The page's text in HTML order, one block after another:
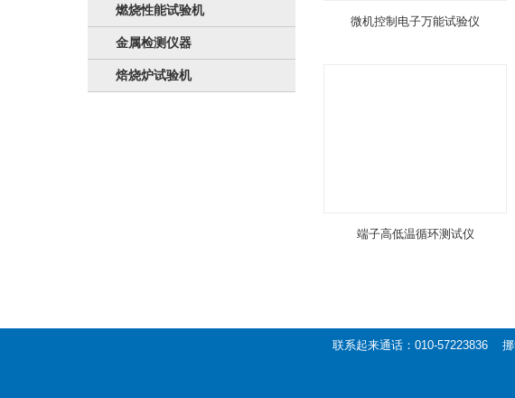
燃烧性能试验机
金属检测仪器
焙烧炉试验机
微机控制电子万能试验仪
端子高低温循环测试仪
联系起来通话：010-57223836 挪